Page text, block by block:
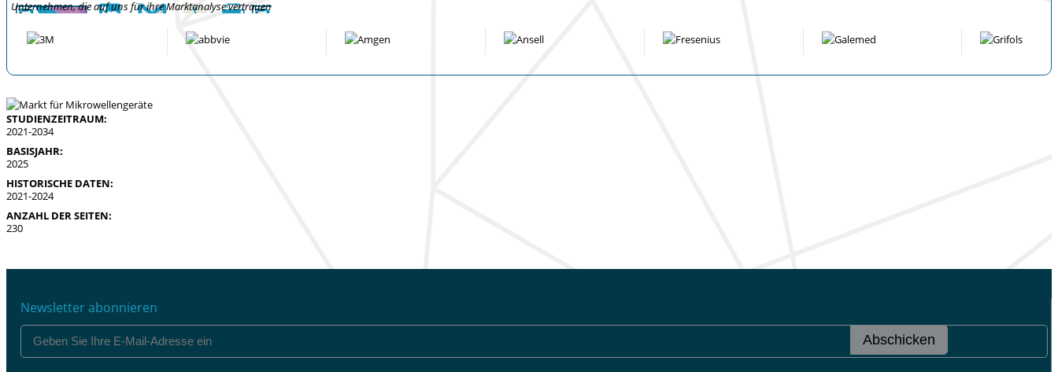
Unternehmen, die auf uns für ihre Marktanalyse vertrauen
STUDIENZEITRAUM:
2021-2034
BASISJAHR:
2025
HISTORISCHE DATEN:
2021-2024
ANZAHL DER SEITEN:
230
Newsletter abonnieren
Abschicken